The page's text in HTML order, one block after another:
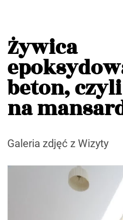
Żywica
beton,
na
Galeria zdjęć z Wizyty